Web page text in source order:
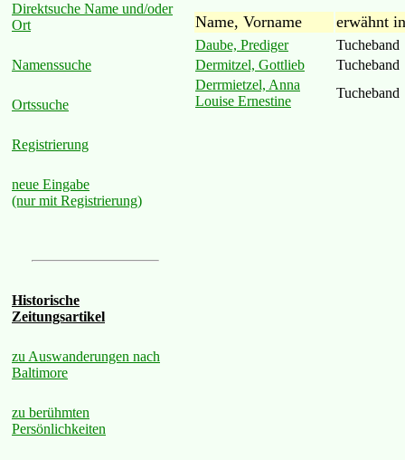
Direktsuche Name und/oder
Ort
Namenssuche
Ortssuche
Registrierung
neue Eingabe
(nur mit Registrierung)
Historische
Zeitungsartikel
zu Auswanderungen nach
Baltimore
zu berühmten
Persönlichkeiten
Name, Vorname erwähnt in
Daube, Prediger
Tucheband
Dermitzel, Gottlieb
Tucheband
Derrmietzel, Anna
Louise Ernestine
Tucheband